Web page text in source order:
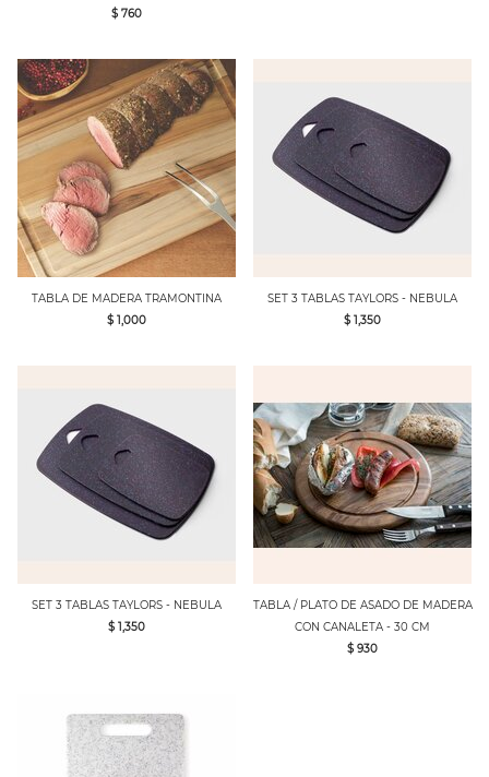
$ 760
TABLA DE MADERA TRAMONTINA
$ 1,000
SET 3 TABLAS TAYLORS - NEBULA
$ 1,350
SET 3 TABLAS TAYLORS - NEBULA
$ 1,350
TABLA / PLATO DE ASADO DE MADERA
CON CANALETA - 30 CM
$ 930